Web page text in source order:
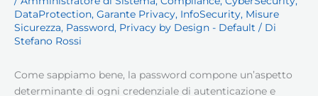
DataProtection, Garante Privacy, InfoSecurity, Misure
Sicurezza, Password, Privacy by Design - Default / Di
Stefano Rossi
Come sappiamo bene, la password compone un’aspetto
determinante di ogni credenziale di autenticazione e